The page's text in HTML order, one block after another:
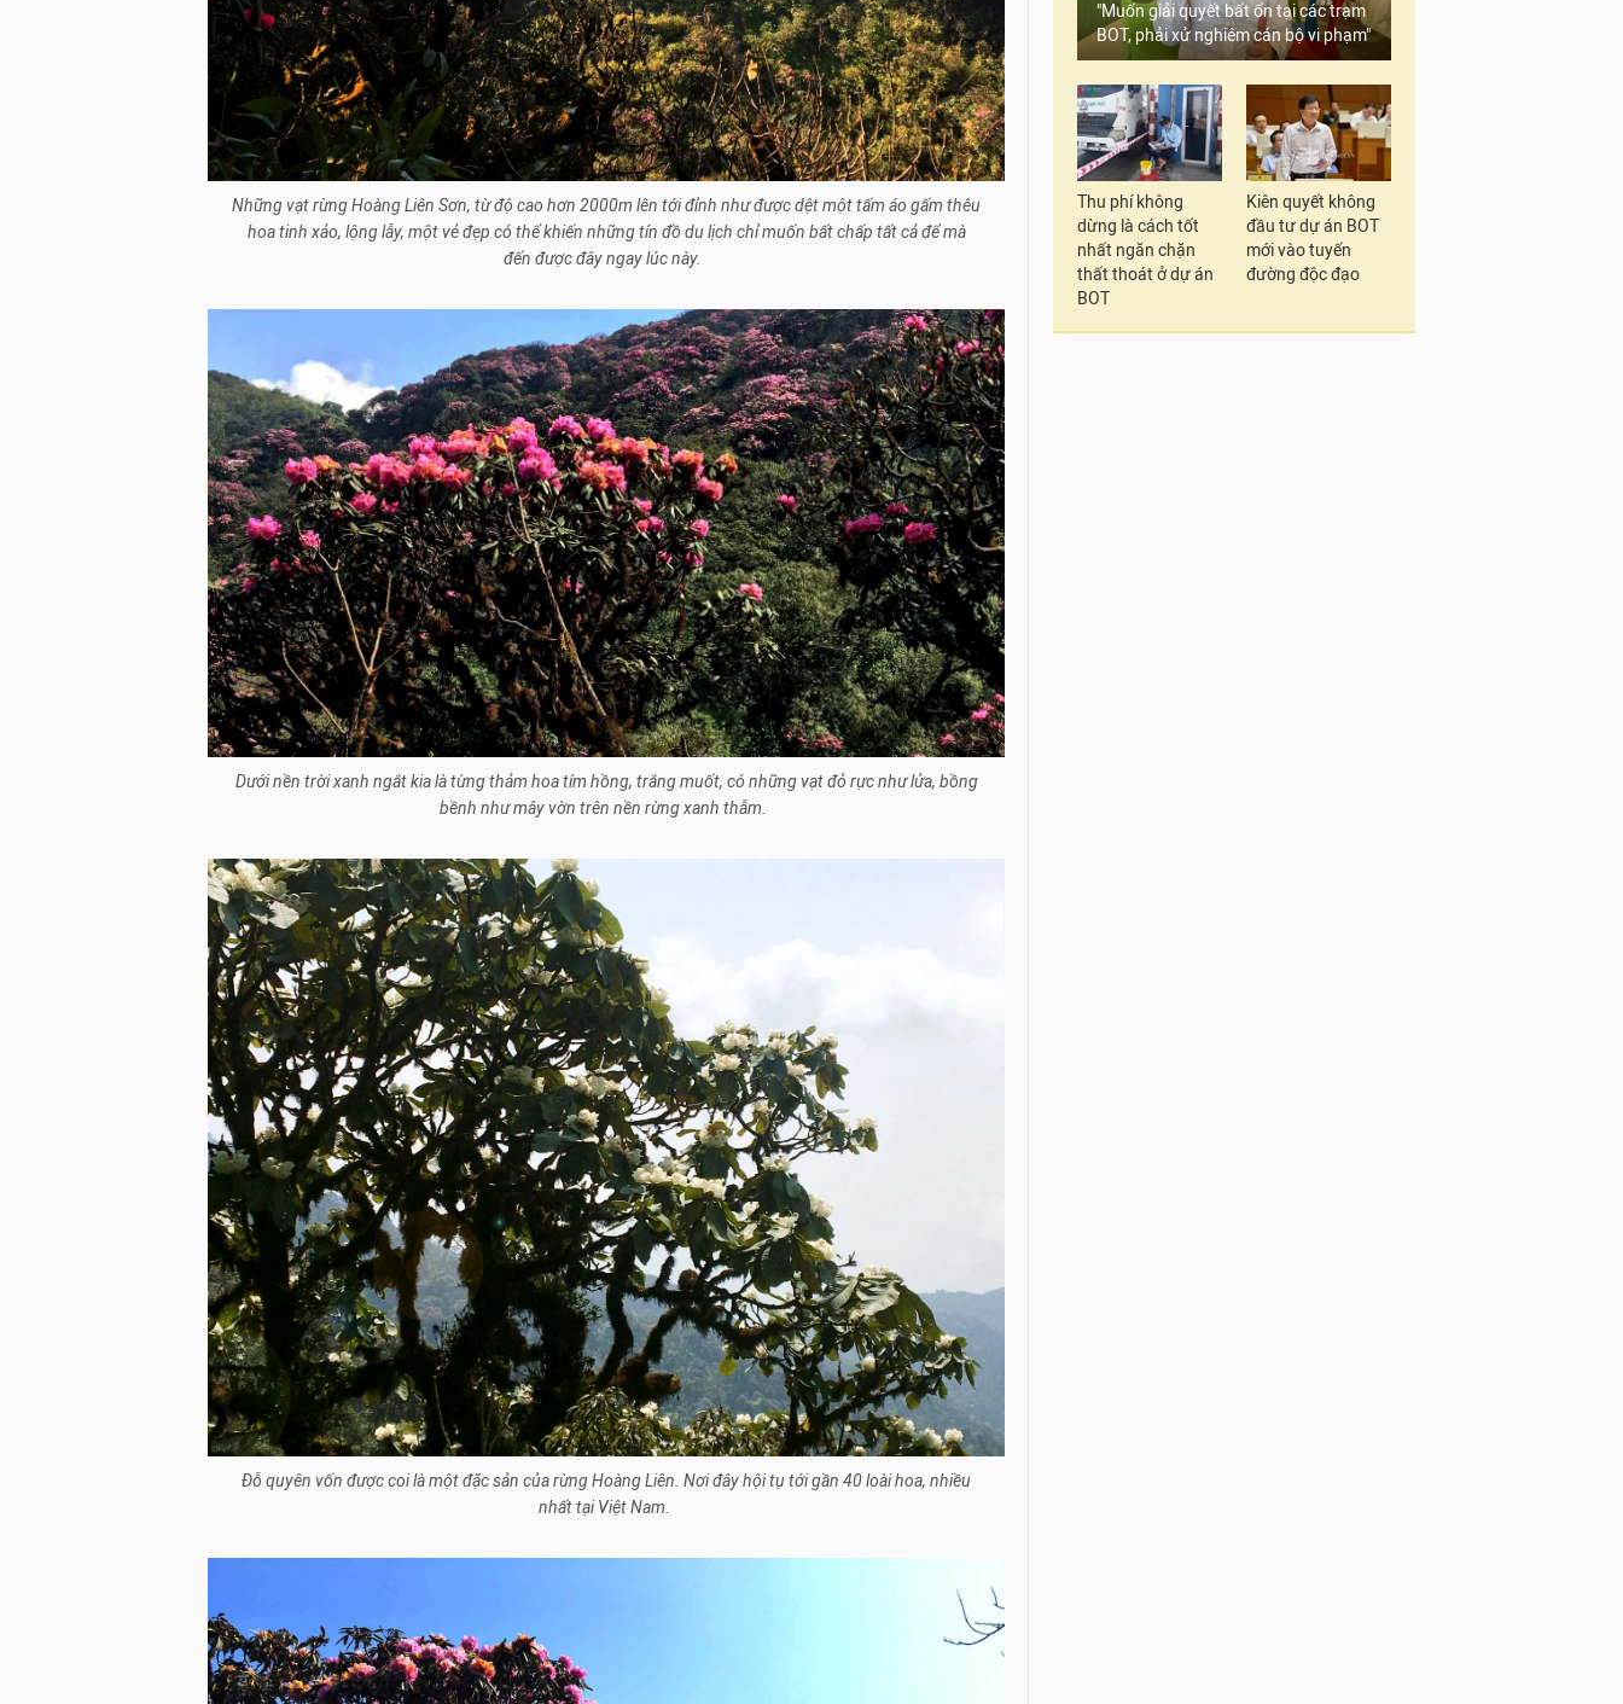
Những vạt rừng Hoàng Liên Sơn, từ độ cao hơn 2000m lên tới đỉnh như được dệt một tấm áo gấm thêu
hoa tinh xảo, lộng lẫy, một vẻ đẹp có thể khiến những tín đồ du lịch chỉ muốn bất chấp tất cả để mà
đến được đây ngay lúc này.
Dưới nền trời xanh ngắt kia là từng thảm hoa tím hồng, trắng muốt, có những vạt đỏ rực như lửa, bồng
bềnh như mây vờn trên nền rừng xanh thẫm.
Đỗ quyên vốn được coi là một đặc sản của rừng Hoàng Liên. Nơi đây hội tụ tới gần 40 loài hoa, nhiều
nhất tại Việt Nam.
"Muốn giải quyết bất ổn tại các trạm
BOT, phải xử nghiêm cán bộ vi phạm"
Thu phí không
dừng là cách tốt
nhất ngăn chặn
thất thoát ở dự án
BOT
Kiên quyết không
đầu tư dự án BOT
mới vào tuyến
đường độc đạo